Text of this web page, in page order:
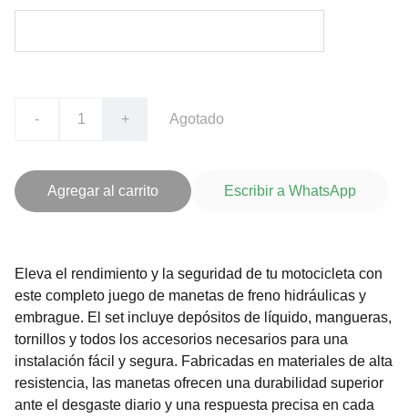
- + Agotado
Agregar al carrito Escribir a WhatsApp
Eleva el rendimiento y la seguridad de tu motocicleta con
este completo juego de manetas de freno hidráulicas y
embrague. El set incluye depósitos de líquido, mangueras,
tornillos y todos los accesorios necesarios para una
instalación fácil y segura. Fabricadas en materiales de alta
resistencia, las manetas ofrecen una durabilidad superior
ante el desgaste diario y una respuesta precisa en cada